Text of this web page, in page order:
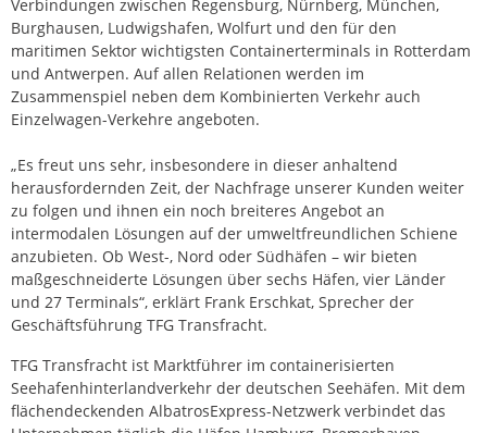
Verbindungen zwischen Regensburg, Nürnberg, München,
Burghausen, Ludwigshafen, Wolfurt und den für den
maritimen Sektor wichtigsten Containerterminals in Rotterdam
und Antwerpen. Auf allen Relationen werden im
Zusammenspiel neben dem Kombinierten Verkehr auch
Einzelwagen-Verkehre angeboten.
„Es freut uns sehr, insbesondere in dieser anhaltend
herausfordernden Zeit, der Nachfrage unserer Kunden weiter
zu folgen und ihnen ein noch breiteres Angebot an
intermodalen Lösungen auf der umweltfreundlichen Schiene
anzubieten. Ob West-, Nord oder Südhäfen – wir bieten
maßgeschneiderte Lösungen über sechs Häfen, vier Länder
und 27 Terminals“, erklärt Frank Erschkat, Sprecher der
Geschäftsführung TFG Transfracht.
TFG Transfracht ist Marktführer im containerisierten
Seehafenhinterlandverkehr der deutschen Seehäfen. Mit dem
flächendeckenden AlbatrosExpress-Netzwerk verbindet das